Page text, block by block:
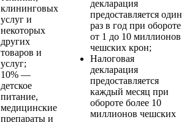
клининговых
услуг и
некоторых
других
товаров и
услуг;
10% —
детское
питание,
медицинские
препараты и
декларация
предоставляется один
раз в год при обороте
от 1 до 10 миллионов
чешских крон;
Налоговая
декларация
предоставляется
каждый месяц при
обороте более 10
миллионов чешских